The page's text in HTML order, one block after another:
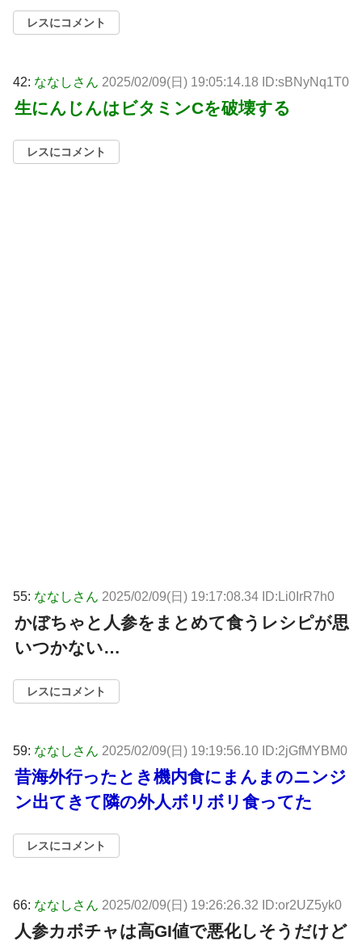
レスにコメント
42: ななしさん 2025/02/09(日) 19:05:14.18 ID:sBNyNq1T0
生にんじんはビタミンCを破壊する
レスにコメント
55: ななしさん 2025/02/09(日) 19:17:08.34 ID:Li0IrR7h0
かぼちゃと人参をまとめて食うレシピが思
いつかない…
レスにコメント
59: ななしさん 2025/02/09(日) 19:19:56.10 ID:2jGfMYBM0
昔海外行ったとき機内食にまんまのニンジ
ン出てきて隣の外人ボリボリ食ってた
レスにコメント
66: ななしさん 2025/02/09(日) 19:26:26.32 ID:or2UZ5yk0
人参カボチャは高GI値で悪化しそうだけど